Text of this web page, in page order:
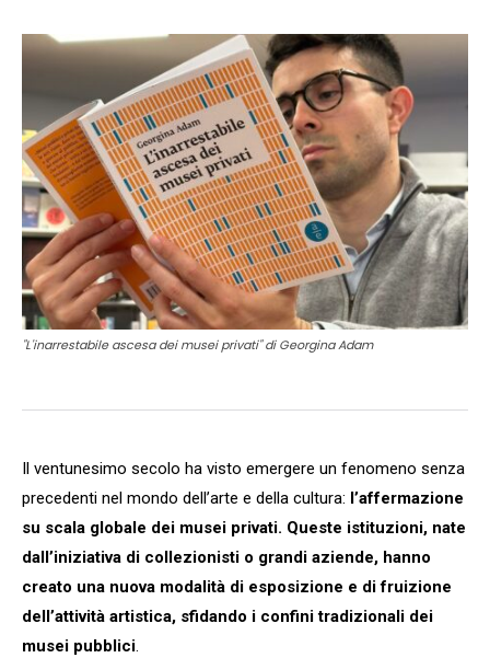
"L'inarrestabile ascesa dei musei privati" di Georgina Adam
Il ventunesimo secolo ha visto emergere un fenomeno senza
precedenti nel mondo dell’arte e della cultura: l’affermazione
su scala globale dei musei privati. Queste istituzioni, nate
dall’iniziativa di collezionisti o grandi aziende, hanno
creato una nuova modalità di esposizione e di fruizione
dell’attività artistica, sfidando i confini tradizionali dei
musei pubblici.